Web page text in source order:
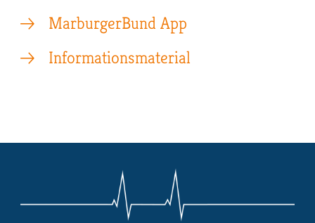
MarburgerBund App
Informationsmaterial